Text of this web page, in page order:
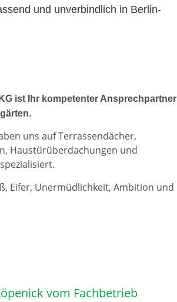
und unverbindlich in Berlin-
ist Ihr kompetenter Ansprechpartner
uns auf Terrassendächer,
Haustürüberdachungen und
Eifer, Unermüdlichkeit, Ambition und
vom Fachbetrieb